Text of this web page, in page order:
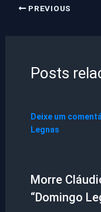
PREVIOUS
Posts
Deixe um
Legnas
Morre
“Domingo